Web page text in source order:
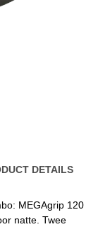
DETAILS
MEGAgrip 120
natte. Twee